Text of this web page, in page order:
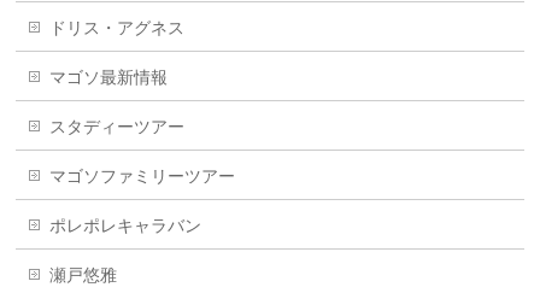
ドリス・アグネス
マゴソ最新情報
スタディーツアー
マゴソファミリーツアー
ポレポレキャラバン
瀬戸悠雅